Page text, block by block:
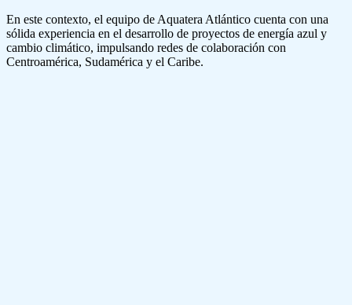
En este contexto, el equipo de Aquatera Atlántico cuenta con una
sólida experiencia en el desarrollo de proyectos de energía azul y
cambio climático, impulsando redes de colaboración con
Centroamérica, Sudamérica y el Caribe.